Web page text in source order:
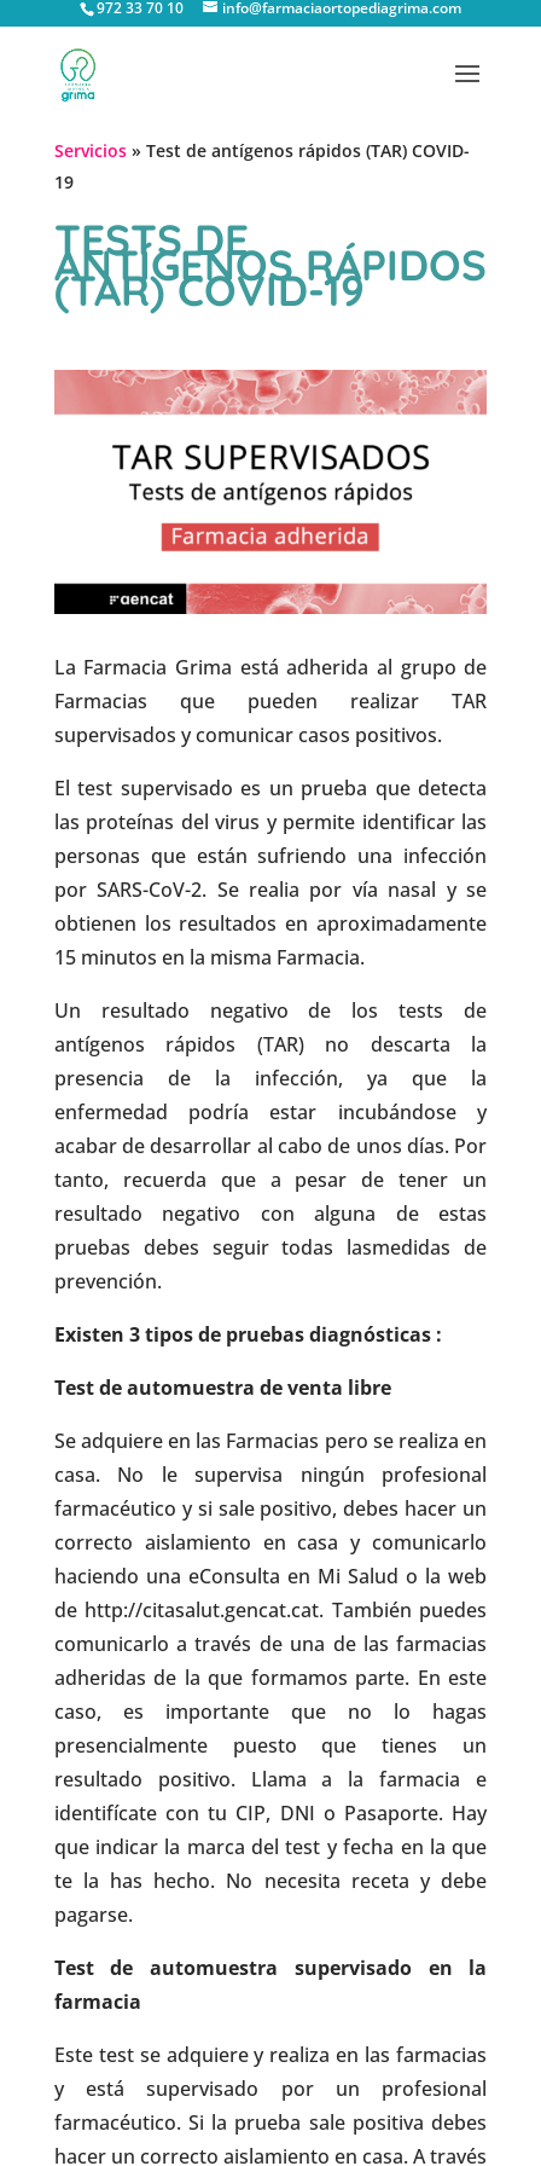
972 33 70 10 info@farmaciaortopediagrima.com
Servicios» Test de antígenos rápidos (TAR) COVID-
19
TESTS DE
ANTÍGENOS RÁPIDOS
(TAR) COVID-19
La Farmacia Grima está adherida al grupo de
Farmacias que pueden realizar TAR
supervisados y comunicar casos positivos.
El test supervisado es un prueba que detecta
las proteínas del virus y permite identificar las
personas que están sufriendo una infección
por SARS-CoV-2. Se realia por vía nasal y se
obtienen los resultados en aproximadamente
15 minutos en la misma Farmacia.
Un resultado negativo de los tests de
antígenos rápidos (TAR) no descarta la
presencia de la infección, ya que la
enfermedad podría estar incubándose y
acabar de desarrollar al cabo de unos días. Por
tanto, recuerda que a pesar de tener un
resultado negativo con alguna de estas
pruebas debes seguir todas lasmedidas de
prevención.
Existen 3 tipos de pruebas diagnósticas :
Test de automuestra de venta libre
Se adquiere en las Farmacias pero se realiza en
casa. No le supervisa ningún profesional
farmacéutico y si sale positivo, debes hacer un
correcto aislamiento en casa y comunicarlo
haciendo una eConsulta en Mi Salud o la web
de http://citasalut.gencat.cat. También puedes
comunicarlo a través de una de las farmacias
adheridas de la que formamos parte. En este
caso, es importante que no lo hagas
presencialmente puesto que tienes un
resultado positivo. Llama a la farmacia e
identifícate con tu CIP, DNI o Pasaporte. Hay
que indicar la marca del test y fecha en la que
te la has hecho. No necesita receta y debe
pagarse.
Test de automuestra supervisado en la
farmacia
Este test se adquiere y realiza en las farmacias
y está supervisado por un profesional
farmacéutico. Si la prueba sale positiva debes
hacer un correcto aislamiento en casa. A través